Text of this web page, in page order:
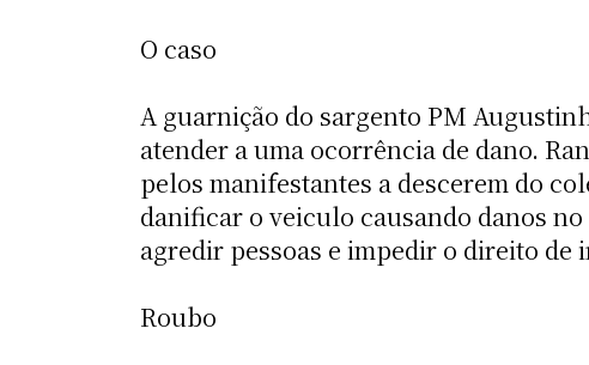
O caso
A guarnição do sargento PM
atender a uma ocorrência de dano.
pelos manifestantes a descerem do
danificar o veiculo causando danos
agredir pessoas e impedir o direito de
Roubo